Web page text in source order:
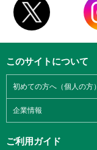
このサイトについて
初めての方へ（個人の方）
企業情報
ご利用ガイド